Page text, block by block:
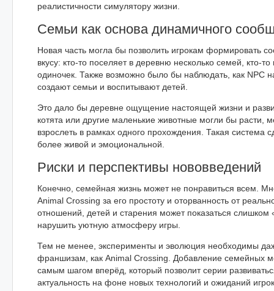
реалистичности симулятору жизни.
Семьи как основа динамичного
Новая часть могла бы позволить игрокам формировать
вкусу: кто-то поселяет в деревню несколько семей, кто-то
одиночек. Также возможно было бы наблюдать, как NPC
создают семьи и воспитывают детей.
Это дало бы деревне ощущение настоящей жизни и
котята или другие маленькие животные могли бы расти,
взрослеть в рамках одного прохождения. Такая система
более живой и эмоциональной.
Риски и перспективы нововведений
Конечно, семейная жизнь может не понравиться всем.
Animal Crossing за его простоту и оторванность от
отношений, детей и старения может показаться
нарушить уютную атмосферу игры.
Тем не менее, эксперименты и эволюция необходимы
франшизам, как Animal Crossing. Добавление семейных
самым шагом вперёд, который позволит серии
актуальность на фоне новых технологий и ожиданий